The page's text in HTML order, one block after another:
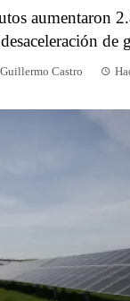
aumentaron
de
Castro